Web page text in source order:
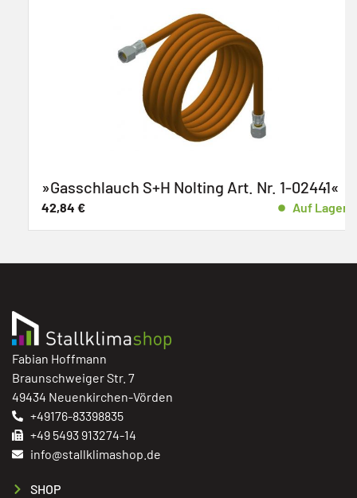
»Gasschlauch S+H Nolting Art. Nr. 1-02441«
42,84€ Auf Lager
Fabian Hoffmann
Braunschweiger Str. 7
49434 Neuenkirchen-Vörden
+49176-83398835
+49 5493 913274-14
info@stallklimashop.de
SHOP